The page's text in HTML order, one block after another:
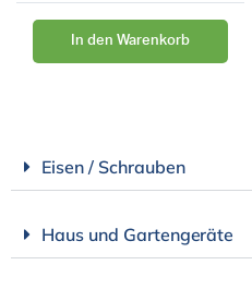
In den Warenkorb
Eisen / Schrauben
Haus und Gartengeräte